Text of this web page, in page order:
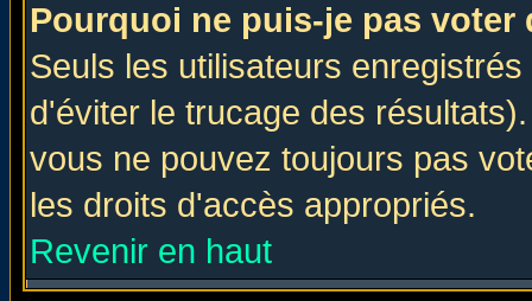
Pourquoi ne puis-je pas voter
Seuls les utilisateurs
d'éviter le trucage des
vous ne pouvez toujours pas
les droits d'accès appropriés.
Revenir en haut